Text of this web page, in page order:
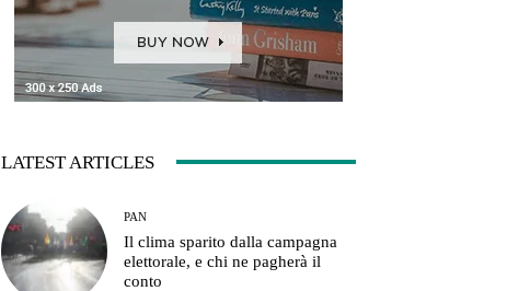
LATEST ARTICLES
PAN
Il clima sparito dalla campagna
elettorale, e chi ne pagherà il
conto